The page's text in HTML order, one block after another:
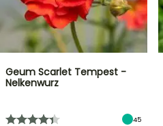
Geum Scarlet Tempest -
Nelkenwurz
45